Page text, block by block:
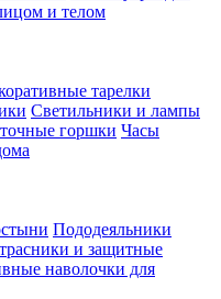
и телом
тарелки
Светильники и лампы
горшки Часы
Пододеяльники
и защитные
наволочки для